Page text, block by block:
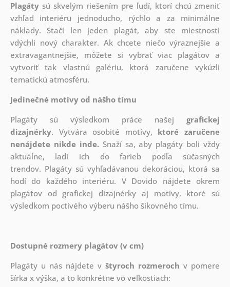
Plagátysú skvelým riešením pre ľudí, ktorí chcú zmeniť
vzhľad interiéru jednoducho, rýchlo a za minimálne
náklady. Stačí len jeden plagát, aby ste miestnosti
vdýchli nový charakter. Ak chcete niečo výraznejšie a
extravagantnejšie, môžete si vybrať viac plagátov a
vytvoriť tak vlastnú galériu, ktorá zaručene vykúzli
tematickú atmosféru.
Jedinečné motívy od nášho tímu
Plagáty sú výsledkom práce našejgrafickej
dizajnérky. Vytvára osobité motívy, ktoré zaručene
nenájdete nikde inde.Snaží sa, aby plagáty boli vždy
aktuálne, ladí ich do farieb podľa súčasných
trendov. Plagáty sú vyhľadávanou dekoráciou, ktorá sa
hodí do každého interiéru. V Dovido nájdete okrem
plagátov od grafickej dizajnérky aj motívy, ktoré sú
výsledkom poctivého výberu nášho šikovného tímu.
Dostupné rozmery plagátov (v cm)
Plagáty u nás nájdete vštyroch rozmeroch v pomere
šírka x výška, a to konkrétne vo veľkostiach: